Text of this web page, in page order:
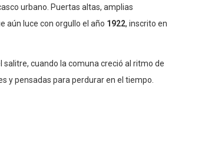
urbano. Puertas altas, amplias
aún luce con orgullo el año 1922, inscrito en
cuando la comuna creció al ritmo de
y pensadas para perdurar en el tiempo.